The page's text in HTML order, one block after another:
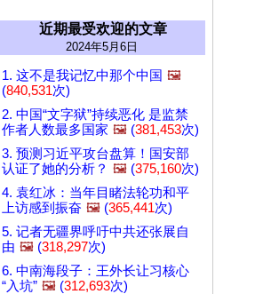
近期最受欢迎的文章
2024年5月6日
1. 这不是我记忆中那个中国 🖼️
(840,531次)
2. 中国“文字狱”持续恶化 是监禁
作者人数最多国家 🖼️ (381,453次)
3. 预测习近平攻台盘算！国安部
认证了她的分析？ 🖼️ (375,160次)
4. 袁红冰：当年目睹法轮功和平
上访感到振奋 🖼️ (365,441次)
5. 记者无疆界呼吁中共还张展自
由 🖼️ (318,297次)
6. 中南海段子：王外长让习核心
“入坑” 🖼️ (312,693次)